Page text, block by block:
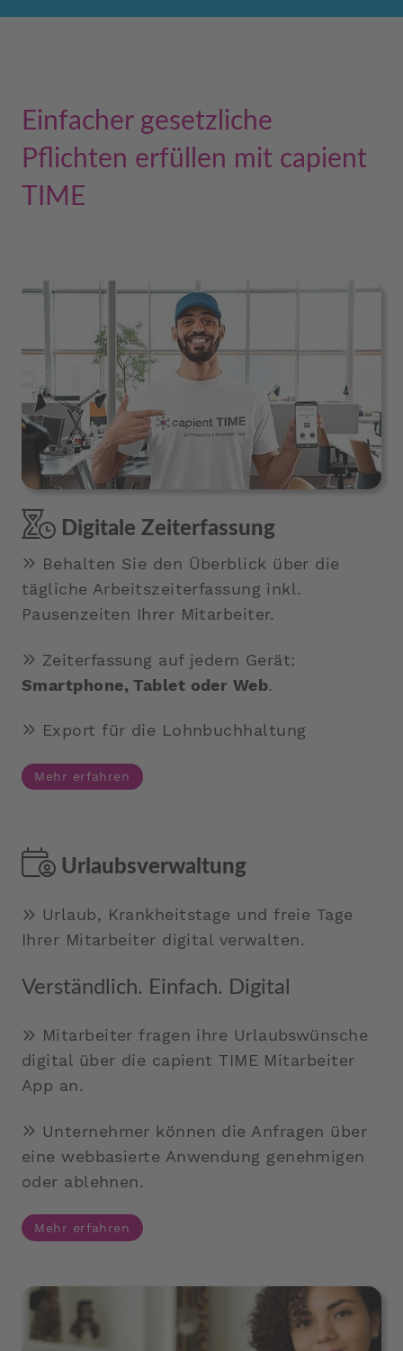
Einfacher gesetzliche
Pflichten erfüllen mit capient
TIME
Digitale Zeiterfassung
Behalten Sie den Überblick über die
tägliche Arbeitszeiterfassung inkl.
Pausenzeiten Ihrer Mitarbeiter.
Zeiterfassung auf jedem Gerät:
Smartphone, Tablet oder Web.
Export für die Lohnbuchhaltung
Mehr erfahren
Urlaubsverwaltung
Urlaub, Krankheitstage und freie Tage
Ihrer Mitarbeiter digital verwalten.
Verständlich. Einfach. Digital
Mitarbeiter fragen ihre Urlaubswünsche
digital über die capient TIME Mitarbeiter
App an.
Unternehmer können die Anfragen über
eine webbasierte Anwendung genehmigen
oder ablehnen.
Mehr erfahren